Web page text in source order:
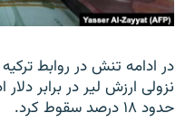
در ادامه تنش در روابط
نزولی ارزش لیر در برابر
حدود ۱۸ درصد سقوط کرد.